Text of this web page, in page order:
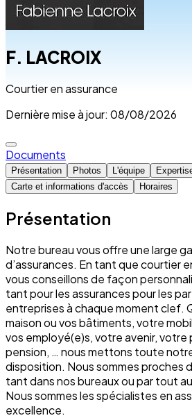
F. LACROIX
Courtier en assurance
Dernière mise à jour: 08/08/2026
Documents
Présentation Photos L'équipe
Carte et informations d'accès
Horaires
Présentation
Notre bureau vous offre une large
d’assurances. En tant que courtier
vous conseillons de façon
tant pour les assurances pour les
entreprises à chaque moment clef.
maison ou vos bâtiments, votre
vos employé(e)s, votre avenir,
pension, … nous mettons toute
disposition. Nous sommes proches
tant dans nos bureaux ou par tout
Nous sommes les spécialistes en
excellence.